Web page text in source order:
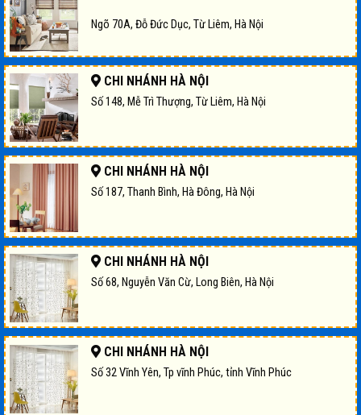
Ngõ 70A, Đỗ Đức Dục, Từ Liêm, Hà Nội
CHI NHÁNH HÀ NỘI
Số 148, Mễ Trì Thượng, Từ Liêm, Hà Nội
CHI NHÁNH HÀ NỘI
Số 187, Thanh Bình, Hà Đông, Hà Nội
CHI NHÁNH HÀ NỘI
Số 68, Nguyễn Văn Cừ, Long Biên, Hà Nội
CHI NHÁNH HÀ NỘI
Số 32 Vĩnh Yên, Tp vĩnh Phúc, tỉnh Vĩnh Phúc